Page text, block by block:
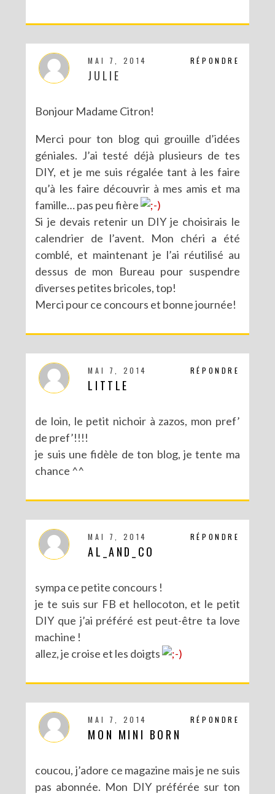
RÉPONDRE
MAI 7, 2014
JULIE
Bonjour Madame Citron!
Merci pour ton blog qui grouille d’idées
géniales. J’ai testé déjà plusieurs de tes
DIY, et je me suis régalée tant à les faire
qu’à les faire découvrir à mes amis et ma
famille… pas peu fière
Si je devais retenir un DIY je choisirais le
calendrier de l’avent. Mon chéri a été
comblé, et maintenant je l’ai réutilisé au
dessus de mon Bureau pour suspendre
diverses petites bricoles, top!
Merci pour ce concours et bonne journée!
RÉPONDRE
MAI 7, 2014
LITTLE
de loin, le petit nichoir à zazos, mon pref’
de pref’!!!!
je suis une fidèle de ton blog, je tente ma
chance ^^
RÉPONDRE
MAI 7, 2014
AL_AND_CO
sympa ce petite concours !
je te suis sur FB et hellocoton, et le petit
DIY que j’ai préféré est peut-être ta love
machine !
allez, je croise et les doigts
RÉPONDRE
MAI 7, 2014
MON MINI BORN
coucou, j’adore ce magazine mais je ne suis
pas abonnée. Mon DIY préférée sur ton